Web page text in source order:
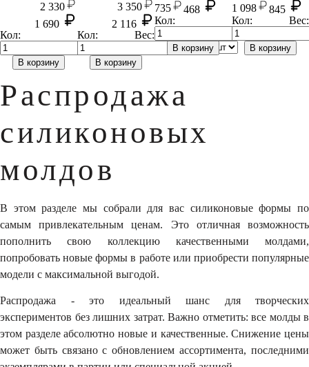
2 330
1 690
Кол:
Вес:
В корзину
3 350
2 116
Кол:
В корзину
735
468
Кол:
Вес:
В корзину
1 098
845
Кол:
В корзину
Распродажа
силиконовых
молдов
В этом разделе мы собрали для вас силиконовые формы по
самым привлекательным ценам. Это отличная возможность
пополнить свою коллекцию качественными молдами,
попробовать новые формы в работе или приобрести популярные
модели с максимальной выгодой.
Распродажа - это идеальный шанс для творческих
экспериментов без лишних затрат. Важно отметить: все молды в
этом разделе абсолютно новые и качественные. Снижение цены
может быть связано с обновлением ассортимента, последними